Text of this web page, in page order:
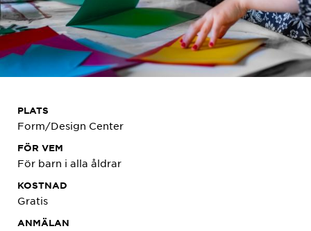
PLATS
Form/Design Center
FÖR VEM
För barn i alla åldrar
KOSTNAD
Gratis
ANMÄLAN